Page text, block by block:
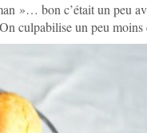
»… bon c’était un peu
culpabilise un peu